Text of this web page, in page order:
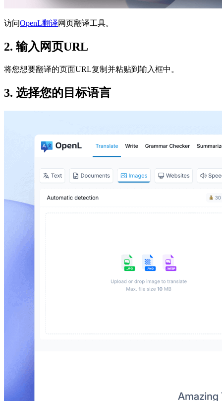
访问OpenL翻译网页翻译工具。
2. 输入网页URL
将您想要翻译的页面URL复制并粘贴到输入框中。
3. 选择您的目标语言